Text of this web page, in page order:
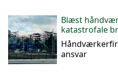
Blæst
katastrofale
ansvar